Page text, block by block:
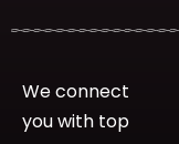
We connect
you with top